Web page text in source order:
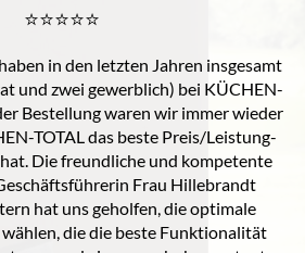
⭐️⭐️⭐️⭐️⭐️
in den letzten Jahren insgesamt
und zwei gewerblich) bei KÜCHEN-
Bestellung waren wir immer wieder
TOTAL das beste Preis/Leistung-
Die freundliche und kompetente
Frau Hillebrandt
hat uns geholfen, die optimale
die die beste Funktionalität